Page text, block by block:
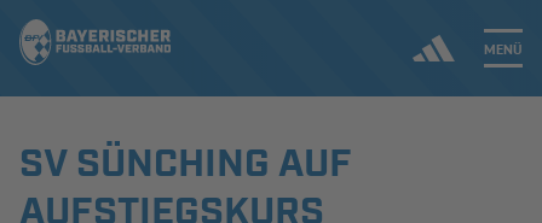
MENÜ
Jetzt einloggen
SV SÜNCHING AUF